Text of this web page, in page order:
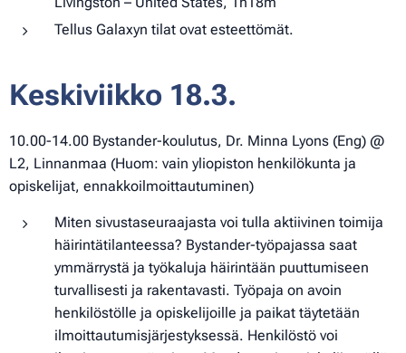
Tellus Galaxyn tilat ovat esteettömät.
Keskiviikko 18.3.
10.00-14.00 Bystander-koulutus, Dr. Minna Lyons (Eng) @
L2, Linnanmaa (Huom: vain yliopiston henkilökunta ja
opiskelijat, ennakkoilmoittautuminen)
Miten sivustaseuraajasta voi tulla aktiivinen toimija
häirintätilanteessa? Bystander-työpajassa saat
ymmärrystä ja työkaluja häirintään puuttumiseen
turvallisesti ja rakentavasti. Työpaja on avoin
henkilöstölle ja opiskelijoille ja paikat täytetään
ilmoittautumisjärjestyksessä. Henkilöstö voi